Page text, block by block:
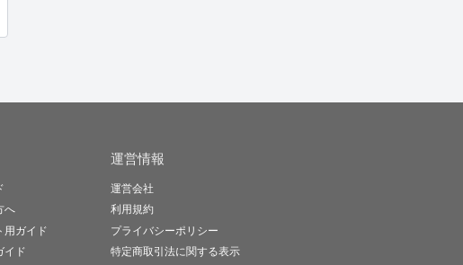
へ
用ガイド
イド
運営情報
運営会社
利用規約
プライバシーポリシー
特定商取引法に関する表示